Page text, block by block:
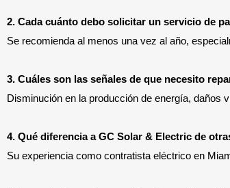
2. Cada cuánto debo solicitar un servicio de
Se recomienda al menos una vez al año,
3. Cuáles son las señales de que necesito
Disminución en la producción de energía, daños
4. Qué diferencia a GC Solar & Electric de
Su experiencia como contratista eléctrico en